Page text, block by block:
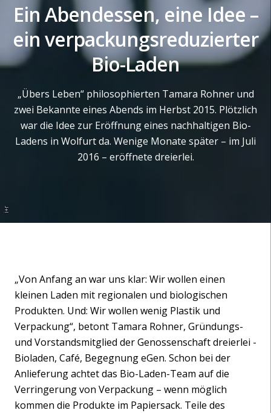
i+r
Ein Abendessen, eine Idee –
ein verpackungsreduzierter
Bio-Laden
„Übers Leben“ philosophierten Tamara Rohner und
zwei Bekannte eines Abends im Herbst 2015. Plötzlich
war die Idee zur Eröffnung eines nachhaltigen Bio-
Ladens in Wolfurt da. Wenige Monate später – im Juli
2016 – eröffnete dreierlei.
„Von Anfang an war uns klar: Wir wollen einen
kleinen Laden mit regionalen und biologischen
Produkten. Und: Wir wollen wenig Plastik und
Verpackung“, betont Tamara Rohner, Gründungs-
und Vorstandsmitglied der Genossenschaft dreierlei -
Bioladen, Café, Begegnung eGen. Schon bei der
Anlieferung achtet das Bio-Laden-Team auf die
Verringerung von Verpackung – wenn möglich
kommen die Produkte im Papiersack. Teile des